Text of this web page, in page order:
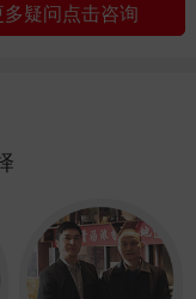
多疑问点击咨询